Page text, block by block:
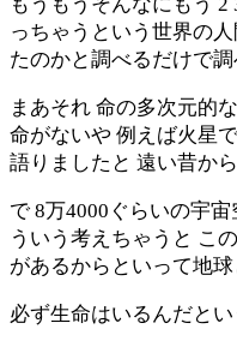
っちゃうという世界の
たのかと調べるだけで
まあそれ 命の多次元的
命がないや 例えば火星
語りましたと 遠い昔か
で 8万4000ぐらいの宇
ういう考えちゃうと こ
があるからといって地
必ず生命はいるんだと